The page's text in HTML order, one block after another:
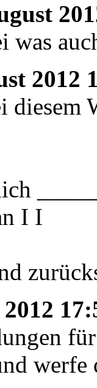
was
2012
diesem
I I
für
werfe